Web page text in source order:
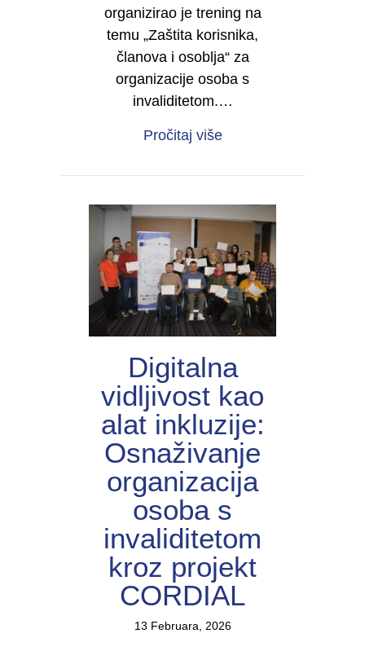
organizirao je trening na
temu „Zaštita korisnika,
članova i osoblja“ za
organizacije osoba s
invaliditetom.…
Pročitaj višeabout Sigurnost
Digitalna
vidljivost kao
alat inkluzije:
Osnaživanje
organizacija
osoba s
invaliditetom
kroz projekt
CORDIAL
13 Februara, 2026